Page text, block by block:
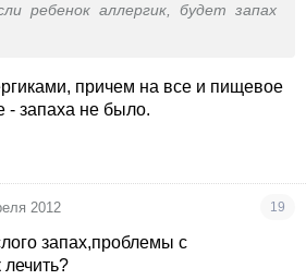
ребенок аллергик, будет запах
причем на все и пищевое
- запаха не было.
2012 19
запах,проблемы с
лечить?